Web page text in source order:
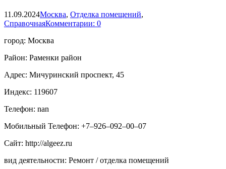
11.09.2024Москва, Отделка помещений,
СправочнаяКомментарии: 0
город: Москва
Район: Раменки район
Адрес: Мичуринский проспект, 45
Индекс: 119607
Телефон: nan
Мобильный Телефон: +7‒926‒092‒00‒07
Сайт: http://algeez.ru
вид деятельности: Ремонт / отделка помещений